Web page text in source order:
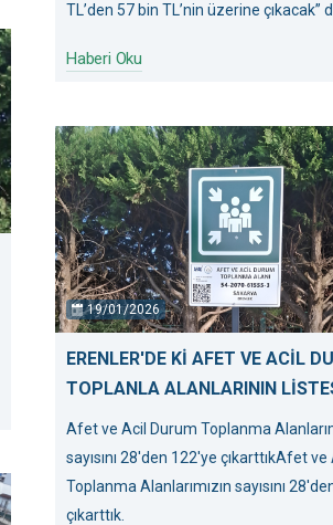
TL’den 57 bin TL’nin üzerine çıkacak”
Haberi Oku
19/01/2026
ERENLER'DE Kİ AFET VE ACİL
TOPLANLA ALANLARININ
Afet ve Acil Durum Toplanma
sayısını 28'den 122'ye çıkarttıkAfet
Toplanma Alanlarımızın sayısını
çıkarttık.